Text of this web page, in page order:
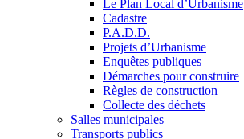
Le Plan Local d’Urbanisme
Cadastre
P.A.D.D.
Projets d’Urbanisme
Enquêtes publiques
Démarches pour construire
Règles de construction
Collecte des déchets
Salles municipales
Transports publics